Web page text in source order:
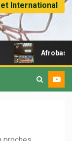
International
Afrobasket U18